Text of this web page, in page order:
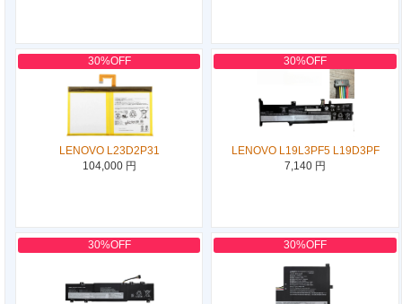
30%OFF
LENOVO L23D2P31
104,000 円
30%OFF
LENOVO L19L3PF5 L19D3PF
7,140 円
30%OFF 30%OFF